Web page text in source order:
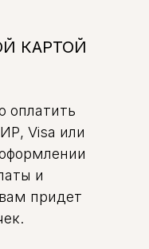
КАРТОЙ
оплатить
Visa или
и
придет